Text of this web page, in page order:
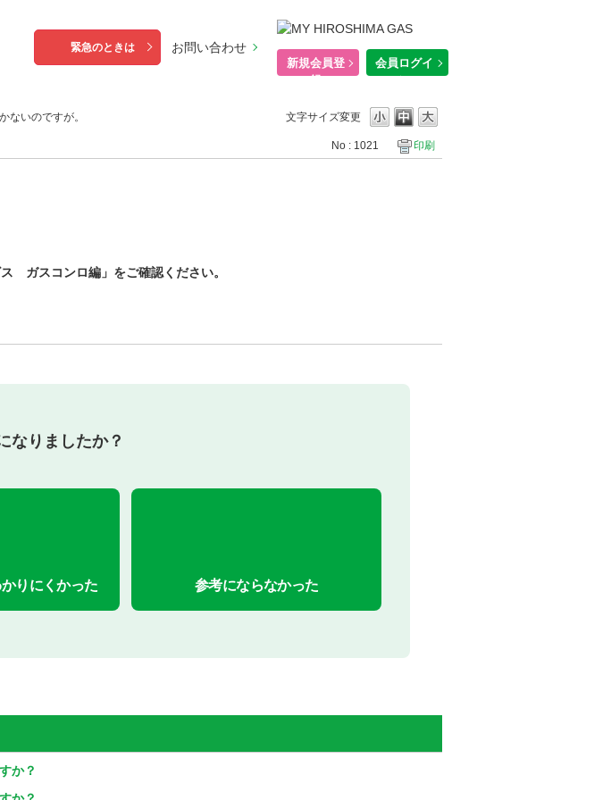
緊急のときは お問い合わせ
新規会員登
録
会員ログイ
ン
文字サイズ変更
ないのですが。
No : 1021 印刷
ガスコンロ編」をご確認ください。
なりましたか？
りにくかった 参考にならなかった
か？